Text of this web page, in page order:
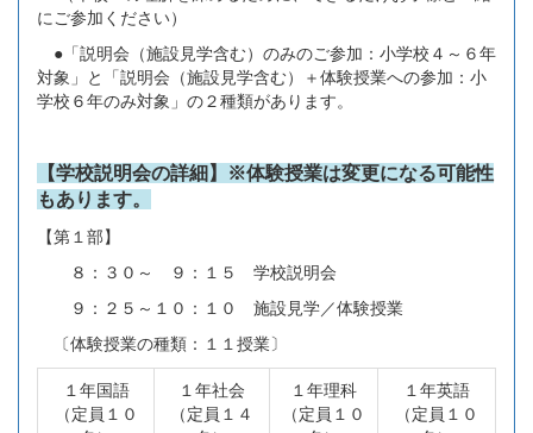
にご参加ください）
●「説明会（施設見学含む）のみのご参加：小学校４～６年
対象」と「説明会（施設見学含む）＋体験授業への参加：小
学校６年のみ対象」の２種類があります。
【学校説明会の詳細】※体験授業は変更になる可能性
もあります。
【第１部】
８：３０～ ９：１５ 学校説明会
９：２５～１０：１０ 施設見学／体験授業
〔体験授業の種類：１１授業〕
１年国語
（定員１０
１年社会
（定員１４
１年理科
（定員１０
１年英語
（定員１０